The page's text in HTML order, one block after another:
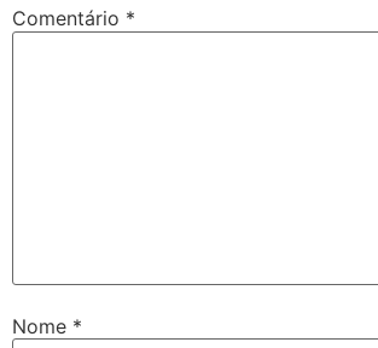
Comentário *
Nome *